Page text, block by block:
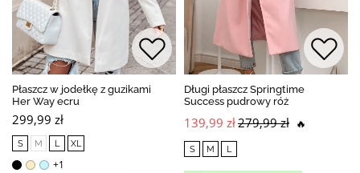
Płaszcz w jodełkę z guzikami
Her Way ecru
299,99 zł
S M L XL
+1
Długi płaszcz Springtime
Success pudrowy róż
139,99 zł279,99 zł 🔥
S M L